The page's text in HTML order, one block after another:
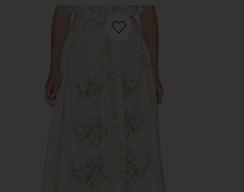
Favorite CURUA スカート